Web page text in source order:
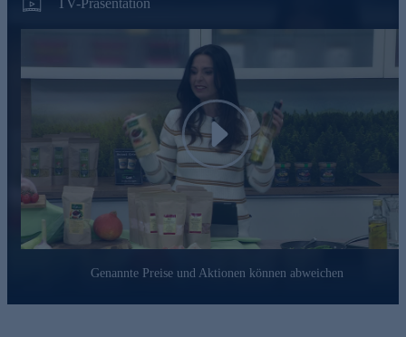
industrielle Masse“ – ein Prinzip, dass seit Jahren für beste
Würze ohne Geschmacksverstärker und Glutamat steht:
Verwendung ausschließlich natürlicher Rohstoffe und
Glutamat oder sonstige Geschmacksverstärker sind absolut
Schonende Verarbeitung der weitgehend regionalen
Inhaltsstoffe.
Beste Qualität durch einen hohen Anteil an Handarbeit bei
der Herstellung.
Gleich heute noch online bestellen!
Play
Genannte Preise und Aktionen können abweichen